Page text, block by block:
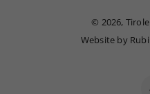
© 2026,
Website by